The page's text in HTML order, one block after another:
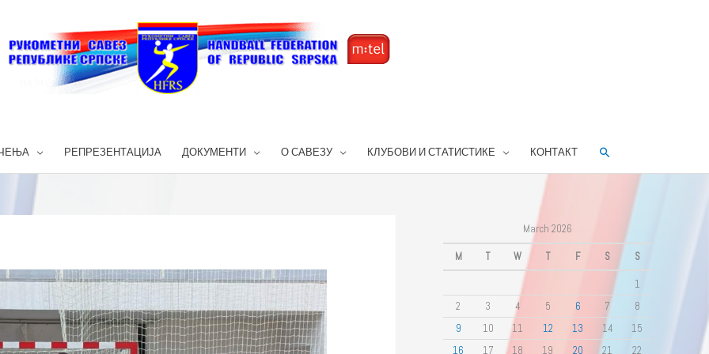
РЕПРЕЗЕНТАЦИЈА ДОКУМЕНТИ О САВЕЗУ КЛУБОВИ И СТАТИСТИКЕ КОНТАКТ Search
March 2026
M T W T F S S
1
2
3 4 5 6 7
8
9
10 11 12 13 14
15
16
17 18 19 20 21
22